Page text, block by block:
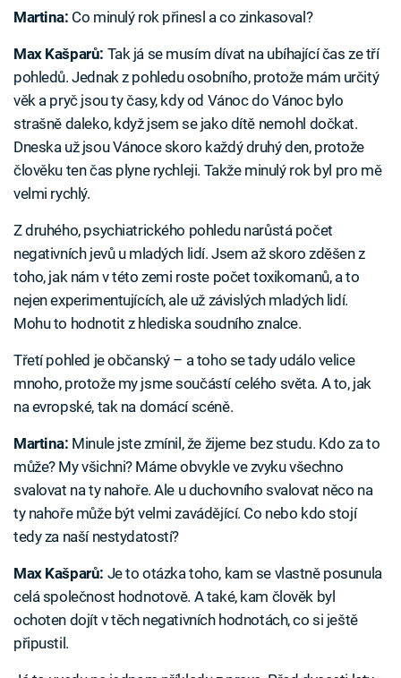
Martina: Co minulý rok přinesl a co zinkasoval?
Max Kašparů: Tak já se musím dívat na ubíhající čas ze tří
pohledů. Jednak z pohledu osobního, protože mám určitý
věk a pryč jsou ty časy, kdy od Vánoc do Vánoc bylo
strašně daleko, když jsem se jako dítě nemohl dočkat.
Dneska už jsou Vánoce skoro každý druhý den, protože
člověku ten čas plyne rychleji. Takže minulý rok byl pro mě
velmi rychlý.
Z druhého, psychiatrického pohledu narůstá počet
negativních jevů u mladých lidí. Jsem až skoro zděšen z
toho, jak nám v této zemi roste počet toxikomanů, a to
nejen experimentujících, ale už závislých mladých lidí.
Mohu to hodnotit z hlediska soudního znalce.
Třetí pohled je občanský – a toho se tady událo velice
mnoho, protože my jsme součástí celého světa. A to, jak
na evropské, tak na domácí scéně.
Martina: Minule jste zmínil, že žijeme bez studu. Kdo za to
může? My všichni? Máme obvykle ve zvyku všechno
svalovat na ty nahoře. Ale u duchovního svalovat něco na
ty nahoře může být velmi zavádějící. Co nebo kdo stojí
tedy za naší nestydatostí?
Max Kašparů: Je to otázka toho, kam se vlastně posunula
celá společnost hodnotově. A také, kam člověk byl
ochoten dojít v těch negativních hodnotách, co si ještě
připustil.